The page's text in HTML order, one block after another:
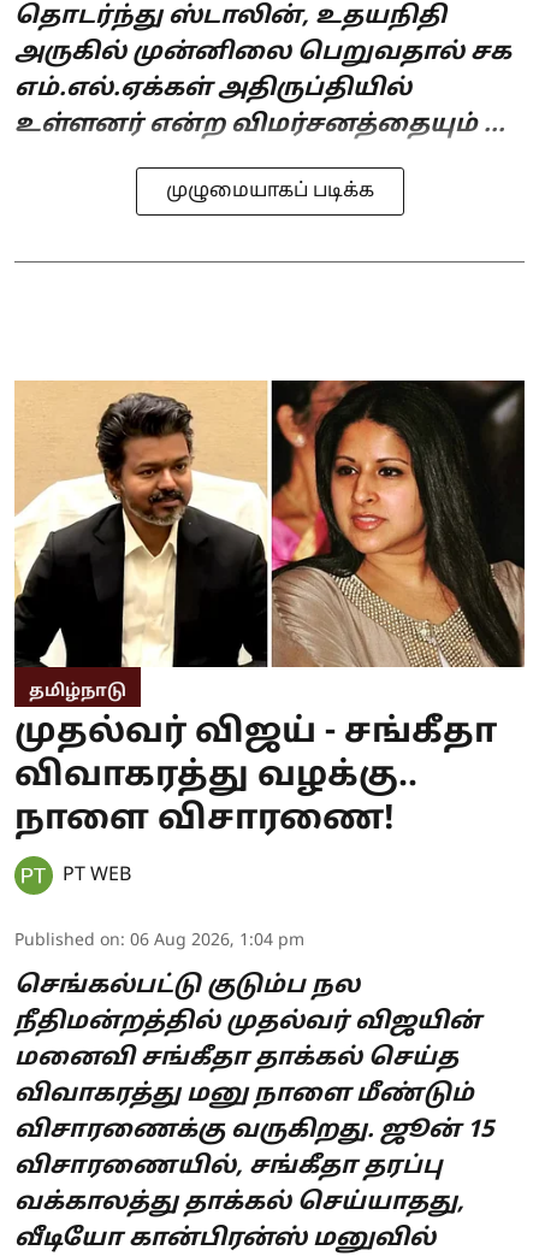
தொடர்ந்து ஸ்டாலின், உதயநிதி
அருகில் முன்னிலை பெறுவதால் சக
எம்.எல்.ஏக்கள் அதிருப்தியில்
உள்ளனர் என்ற விமர்சனத்தையும் ...
முழுமையாகப் படிக்க
தமிழ்நாடு
முதல்வர் விஜய் - சங்கீதா
விவாகரத்து வழக்கு..
நாளை விசாரணை!
PT WEB
Published on: 06 Aug 2026, 1:04 pm
செங்கல்பட்டு குடும்ப நல
நீதிமன்றத்தில் முதல்வர் விஜயின்
மனைவி சங்கீதா தாக்கல் செய்த
விவாகரத்து மனு நாளை மீண்டும்
விசாரணைக்கு வருகிறது. ஜூன் 15
விசாரணையில், சங்கீதா தரப்பு
வக்காலத்து தாக்கல் செய்யாதது,
வீடியோ கான்பிரன்ஸ் மனுவில்